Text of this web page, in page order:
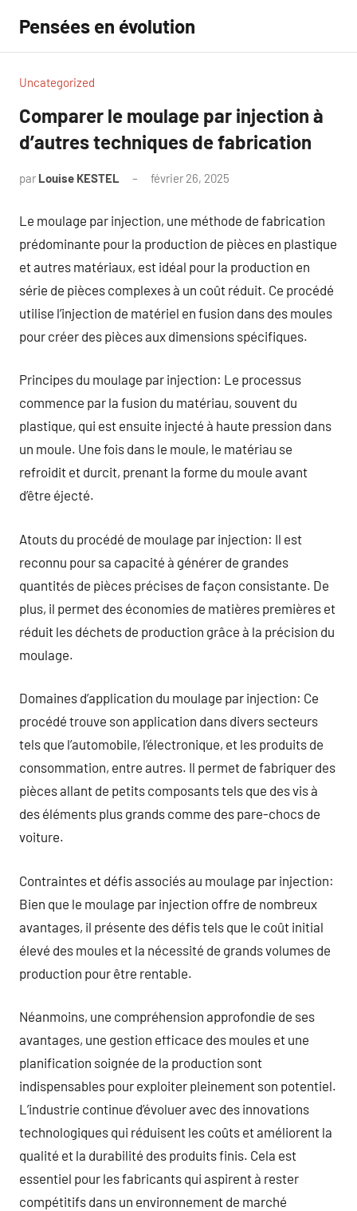
contenu
Pensées en évolution
Uncategorized
Comparer le moulage par injection à
d’autres techniques de fabrication
par Louise KESTEL février 26, 2025
Le moulage par injection, une méthode de fabrication
prédominante pour la production de pièces en plastique
et autres matériaux, est idéal pour la production en
série de pièces complexes à un coût réduit. Ce procédé
utilise l’injection de matériel en fusion dans des moules
pour créer des pièces aux dimensions spécifiques.
Principes du moulage par injection: Le processus
commence par la fusion du matériau, souvent du
plastique, qui est ensuite injecté à haute pression dans
un moule. Une fois dans le moule, le matériau se
refroidit et durcit, prenant la forme du moule avant
d’être éjecté.
Atouts du procédé de moulage par injection: Il est
reconnu pour sa capacité à générer de grandes
quantités de pièces précises de façon consistante. De
plus, il permet des économies de matières premières et
réduit les déchets de production grâce à la précision du
moulage.
Domaines d’application du moulage par injection: Ce
procédé trouve son application dans divers secteurs
tels que l’automobile, l’électronique, et les produits de
consommation, entre autres. Il permet de fabriquer des
pièces allant de petits composants tels que des vis à
des éléments plus grands comme des pare-chocs de
voiture.
Contraintes et défis associés au moulage par injection:
Bien que le moulage par injection offre de nombreux
avantages, il présente des défis tels que le coût initial
élevé des moules et la nécessité de grands volumes de
production pour être rentable.
Néanmoins, une compréhension approfondie de ses
avantages, une gestion efficace des moules et une
planification soignée de la production sont
indispensables pour exploiter pleinement son potentiel.
L’industrie continue d’évoluer avec des innovations
technologiques qui réduisent les coûts et améliorent la
qualité et la durabilité des produits finis. Cela est
essentiel pour les fabricants qui aspirent à rester
compétitifs dans un environnement de marché